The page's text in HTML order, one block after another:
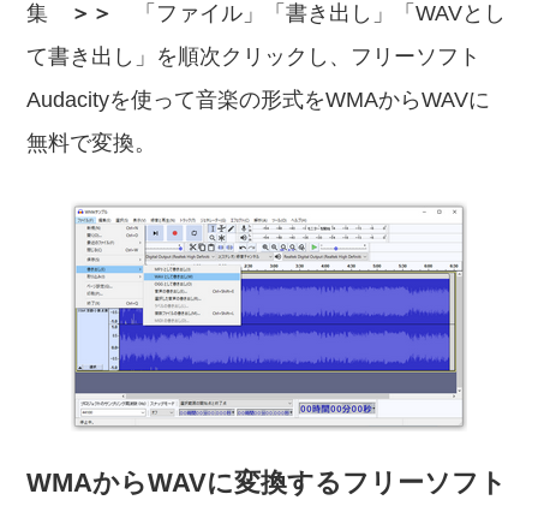
集
＞＞
「ファイル」「書き出し」「WAVとし
て書き出し」を順次クリックし、フリーソフト
Audacityを使って音楽の形式をWMAからWAVに
無料で変換。
WMAからWAVに変換するフリーソフト